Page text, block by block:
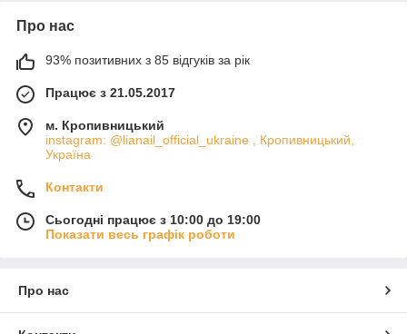
Про нас
93% позитивних з 85 відгуків за рік
Працює з 21.05.2017
м. Кропивницький
instagram: @lianail_official_ukraine , Кропивницький,
Україна
Контакти
Сьогодні працює з 10:00 до 19:00
Показати весь графік роботи
Про нас